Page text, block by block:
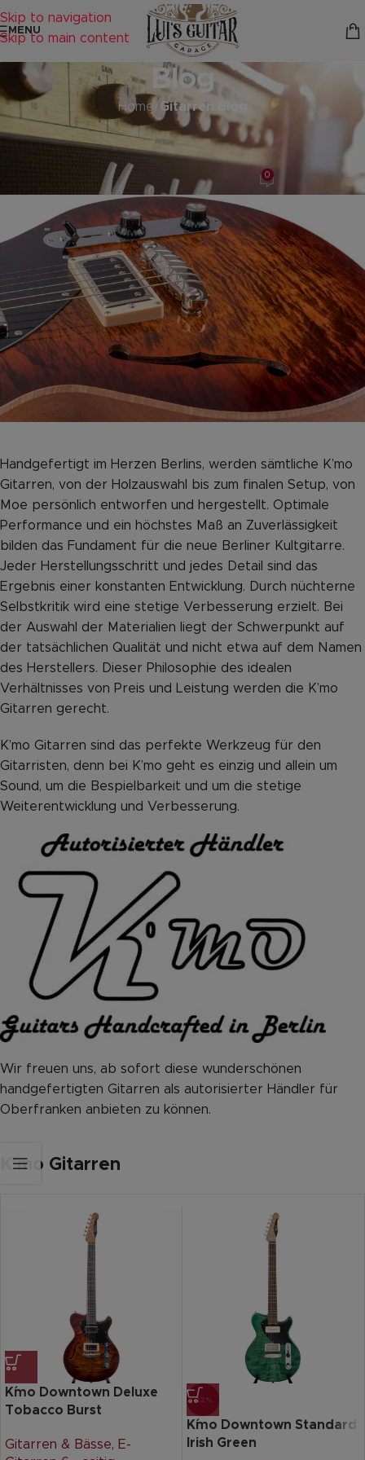
Skip to navigation
Skip to main content
MENU
Blog
Home Gitarren Blog
GITARREN BLOG
K´mo Guitars
lutzbechauf On 14. Juli 2022
0
Handgefertigt im Herzen Berlins, werden sämtliche K’mo
Gitarren, von der Holzauswahl bis zum finalen Setup, von
Moe persönlich entworfen und hergestellt. Optimale
Performance und ein höchstes Maß an Zuverlässigkeit
bilden das Fundament für die neue Berliner Kultgitarre.
Jeder Herstellungsschritt und jedes Detail sind das
Ergebnis einer konstanten Entwicklung. Durch nüchterne
Selbstkritik wird eine stetige Verbesserung erzielt. Bei
der Auswahl der Materialien liegt der Schwerpunkt auf
der tatsächlichen Qualität und nicht etwa auf dem Namen
des Herstellers. Dieser Philosophie des idealen
Verhältnisses von Preis und Leistung werden die K’mo
Gitarren gerecht.
K’mo Gitarren sind das perfekte Werkzeug für den
Gitarristen, denn bei K’mo geht es einzig und allein um
Sound, um die Bespielbarkeit und um die stetige
Weiterentwicklung und Verbesserung.
Wir freuen uns, ab sofort diese wunderschönen
handgefertigten Gitarren als autorisierter Händler für
Oberfranken anbieten zu können.
K'mo Gitarren
K´mo Downtown Deluxe
Tobacco Burst
Gitarren & Bässe, E-
-12%
K´mo Downtown Standard
Irish Green